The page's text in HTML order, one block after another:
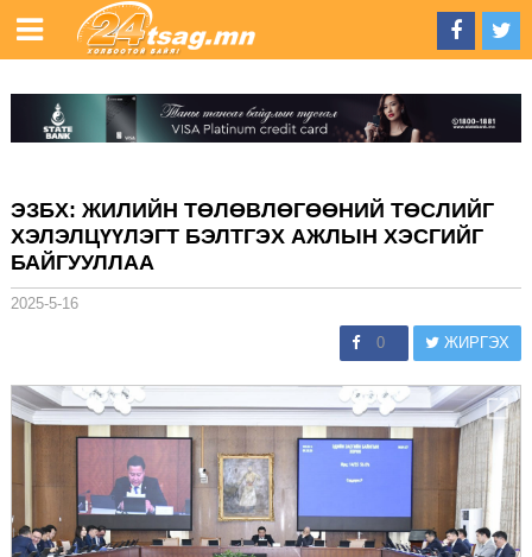
ЭЗБХ: ЖИЛИЙН ТӨЛӨВЛӨГӨӨНИЙ ТӨСЛИЙГ
ХЭЛЭЛЦҮҮЛЭГТ БЭЛТГЭХ АЖЛЫН ХЭСГИЙГ
БАЙГУУЛЛАА
2025-5-16
0 ЖИРГЭХ